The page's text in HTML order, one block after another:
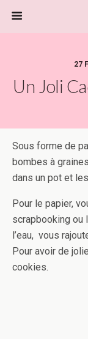
27
Un Joli
Sous forme de
bombes à
dans un pot et
Pour le papier,
scrapbooking ou
l’eau, vous
Pour avoir de
cookies.